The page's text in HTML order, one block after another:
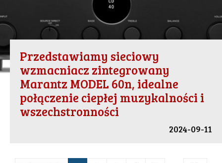
Przedstawiamy sieciowy
wzmacniacz zintegrowany
Marantz MODEL 60n, idealne
połączenie ciepłej muzykalności i
wszechstronności
2024-09-11